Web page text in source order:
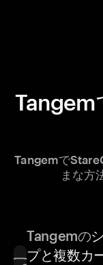
Tangem
Tangemで
まな方
Tangemの
プと複数カ